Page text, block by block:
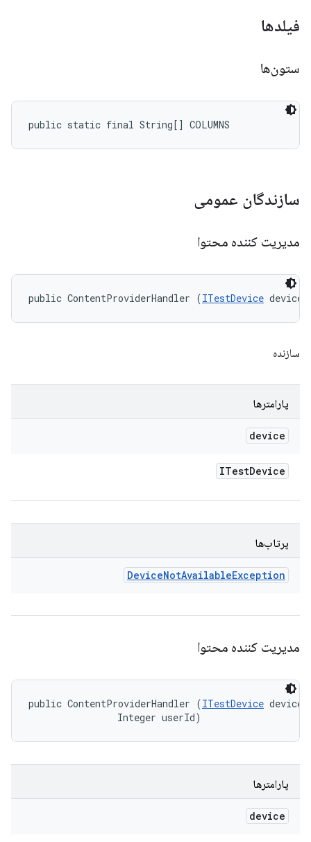
فیلدها
ستون‌ها
public static final String[] COLUMNS
سازندگان عمومی
مدیریت کننده محتوا
public ContentProviderHandler (ITestDevice device)
سازنده
پارامترها
device
ITestDevice
پرتاب‌ها
DeviceNotAvailableException
مدیریت کننده محتوا
public ContentProviderHandler (ITestDevice
                Integer userId)
پارامترها
device